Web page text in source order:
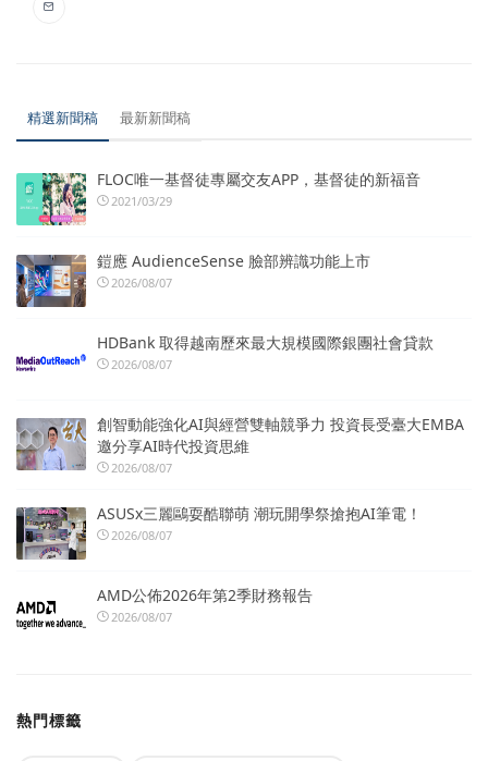
精選新聞稿 最新新聞稿
FLOC唯一基督徒專屬交友APP，基督徒的新福音
2021/03/29
鎧應 AudienceSense 臉部辨識功能上市
2026/08/07
HDBank 取得越南歷來最大規模國際銀團社會貸款
2026/08/07
創智動能強化AI與經營雙軸競爭力 投資長受臺大EMBA
邀分享AI時代投資思維
2026/08/07
ASUSx三麗鷗耍酷聯萌 潮玩開學祭搶抱AI筆電！
2026/08/07
AMD公佈2026年第2季財務報告
2026/08/07
熱門標籤